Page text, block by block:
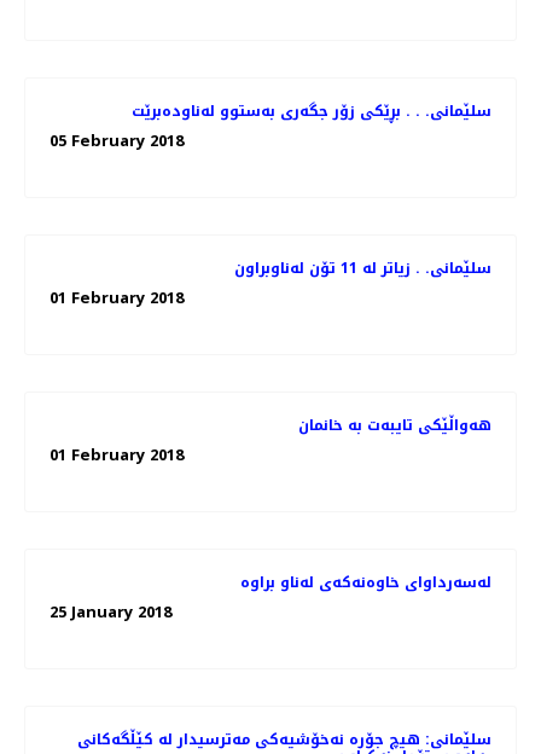
سلێمانی. . . بڕێكی زۆر جگه‌ری به‌ستوو له‌ناوده‌برێت
05 February 2018
سلێمانی. . زیاتر له‌ 11 تۆن له‌ناوبراون
01 February 2018
هه‌واڵێكی تایبه‌ت به‌ خانمان
01 February 2018
25 January 2018
سلێمانی: هیچ جۆره‌ نه‌خۆشیه‌كی مه‌ترسیدار له‌ كێڵگه‌كانی